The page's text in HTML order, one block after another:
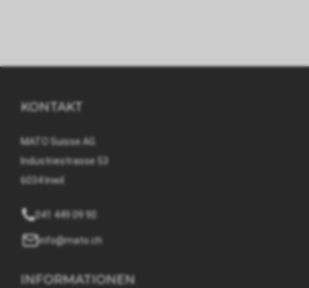
KONTAKT
MATO Suisse AG
Industriestrasse 53
6034 Inwil
041 449 09 90
info@mato.ch
INFORMATIONEN